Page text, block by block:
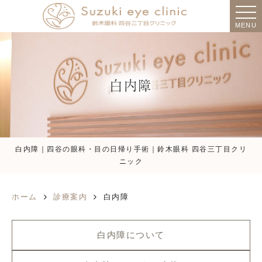
MENU
白内障
白内障｜四谷の眼科・目の日帰り手術｜鈴木眼科 四谷三丁目クリ
ニック
ホーム 診療案内 白内障
白内障について